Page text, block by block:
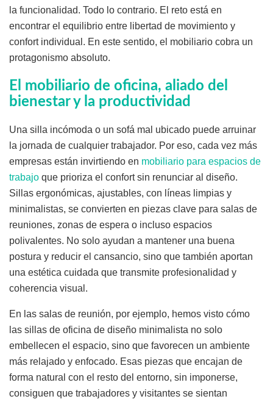
la funcionalidad. Todo lo contrario. El reto está en
encontrar el equilibrio entre libertad de movimiento y
confort individual. En este sentido, el mobiliario cobra un
protagonismo absoluto.
El mobiliario de oficina, aliado del
bienestar y la productividad
Una silla incómoda o un sofá mal ubicado puede arruinar
la jornada de cualquier trabajador. Por eso, cada vez más
empresas están invirtiendo en mobiliario para espacios de
trabajo que prioriza el confort sin renunciar al diseño.
Sillas ergonómicas, ajustables, con líneas limpias y
minimalistas, se convierten en piezas clave para salas de
reuniones, zonas de espera o incluso espacios
polivalentes. No solo ayudan a mantener una buena
postura y reducir el cansancio, sino que también aportan
una estética cuidada que transmite profesionalidad y
coherencia visual.
En las salas de reunión, por ejemplo, hemos visto cómo
las sillas de oficina de diseño minimalista no solo
embellecen el espacio, sino que favorecen un ambiente
más relajado y enfocado. Esas piezas que encajan de
forma natural con el resto del entorno, sin imponerse,
consiguen que trabajadores y visitantes se sientan